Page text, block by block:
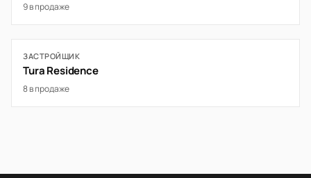
9 в продаже
ЗАСТРОЙЩИК
Tura Residence
8 в продаже